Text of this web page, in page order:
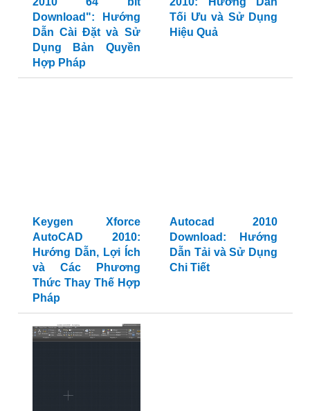
Download": Hướng
Dẫn Cài Đặt và Sử
Dụng Bản Quyền
Hợp Pháp
Tối Ưu và Sử Dụng
Hiệu Quả
Keygen Xforce
AutoCAD 2010:
Hướng Dẫn, Lợi Ích
và Các Phương
Thức Thay Thế Hợp
Pháp
Autocad 2010
Download: Hướng
Dẫn Tải và Sử Dụng
Chi Tiết